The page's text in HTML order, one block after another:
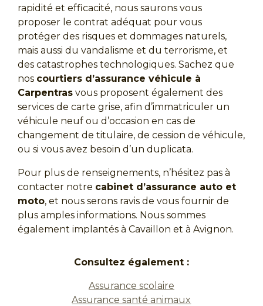
rapidité et efficacité, nous saurons vous
proposer le contrat adéquat pour vous
protéger des risques et dommages naturels,
mais aussi du vandalisme et du terrorisme, et
des catastrophes technologiques. Sachez que
nos courtiers d’assurance véhicule à
Carpentrasvous proposent également des
services de carte grise, afin d’immatriculer un
véhicule neuf ou d’occasion en cas de
changement de titulaire, de cession de véhicule,
ou si vous avez besoin d’un duplicata.
Pour plus de renseignements, n’hésitez pas à
contacter notre cabinet d’assurance auto et
moto, et nous serons ravis de vous fournir de
plus amples informations. Nous sommes
également implantés à Cavaillon et à Avignon.
Consultez également :
Assurance scolaire
Assurance santé animaux